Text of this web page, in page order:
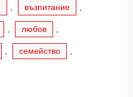
възпитание
любов
семейство